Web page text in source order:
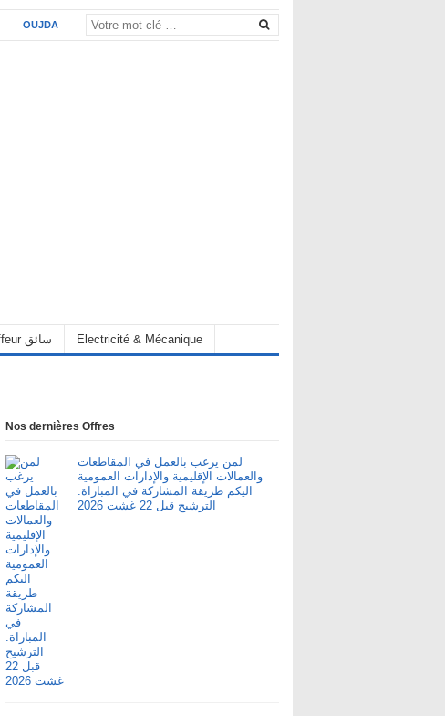
OUJDA
Chauffeur سائق Electricité & Mécanique
Nos dernières Offres
لمن يرغب بالعمل في المقاطعات
والعمالات الإقليمية والإدارات العمومية
اليكم طريقة المشاركة في المباراة.
الترشيح قبل 22 غشت 2026